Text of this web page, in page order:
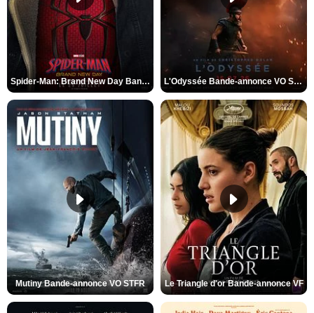
Spider-Man: Brand New Day Bande-annonce VO STFR L'Odyssée Bande-annonce VO STFR
Mutiny Bande-annonce VO STFR Le Triangle d'or Bande-annonce VF